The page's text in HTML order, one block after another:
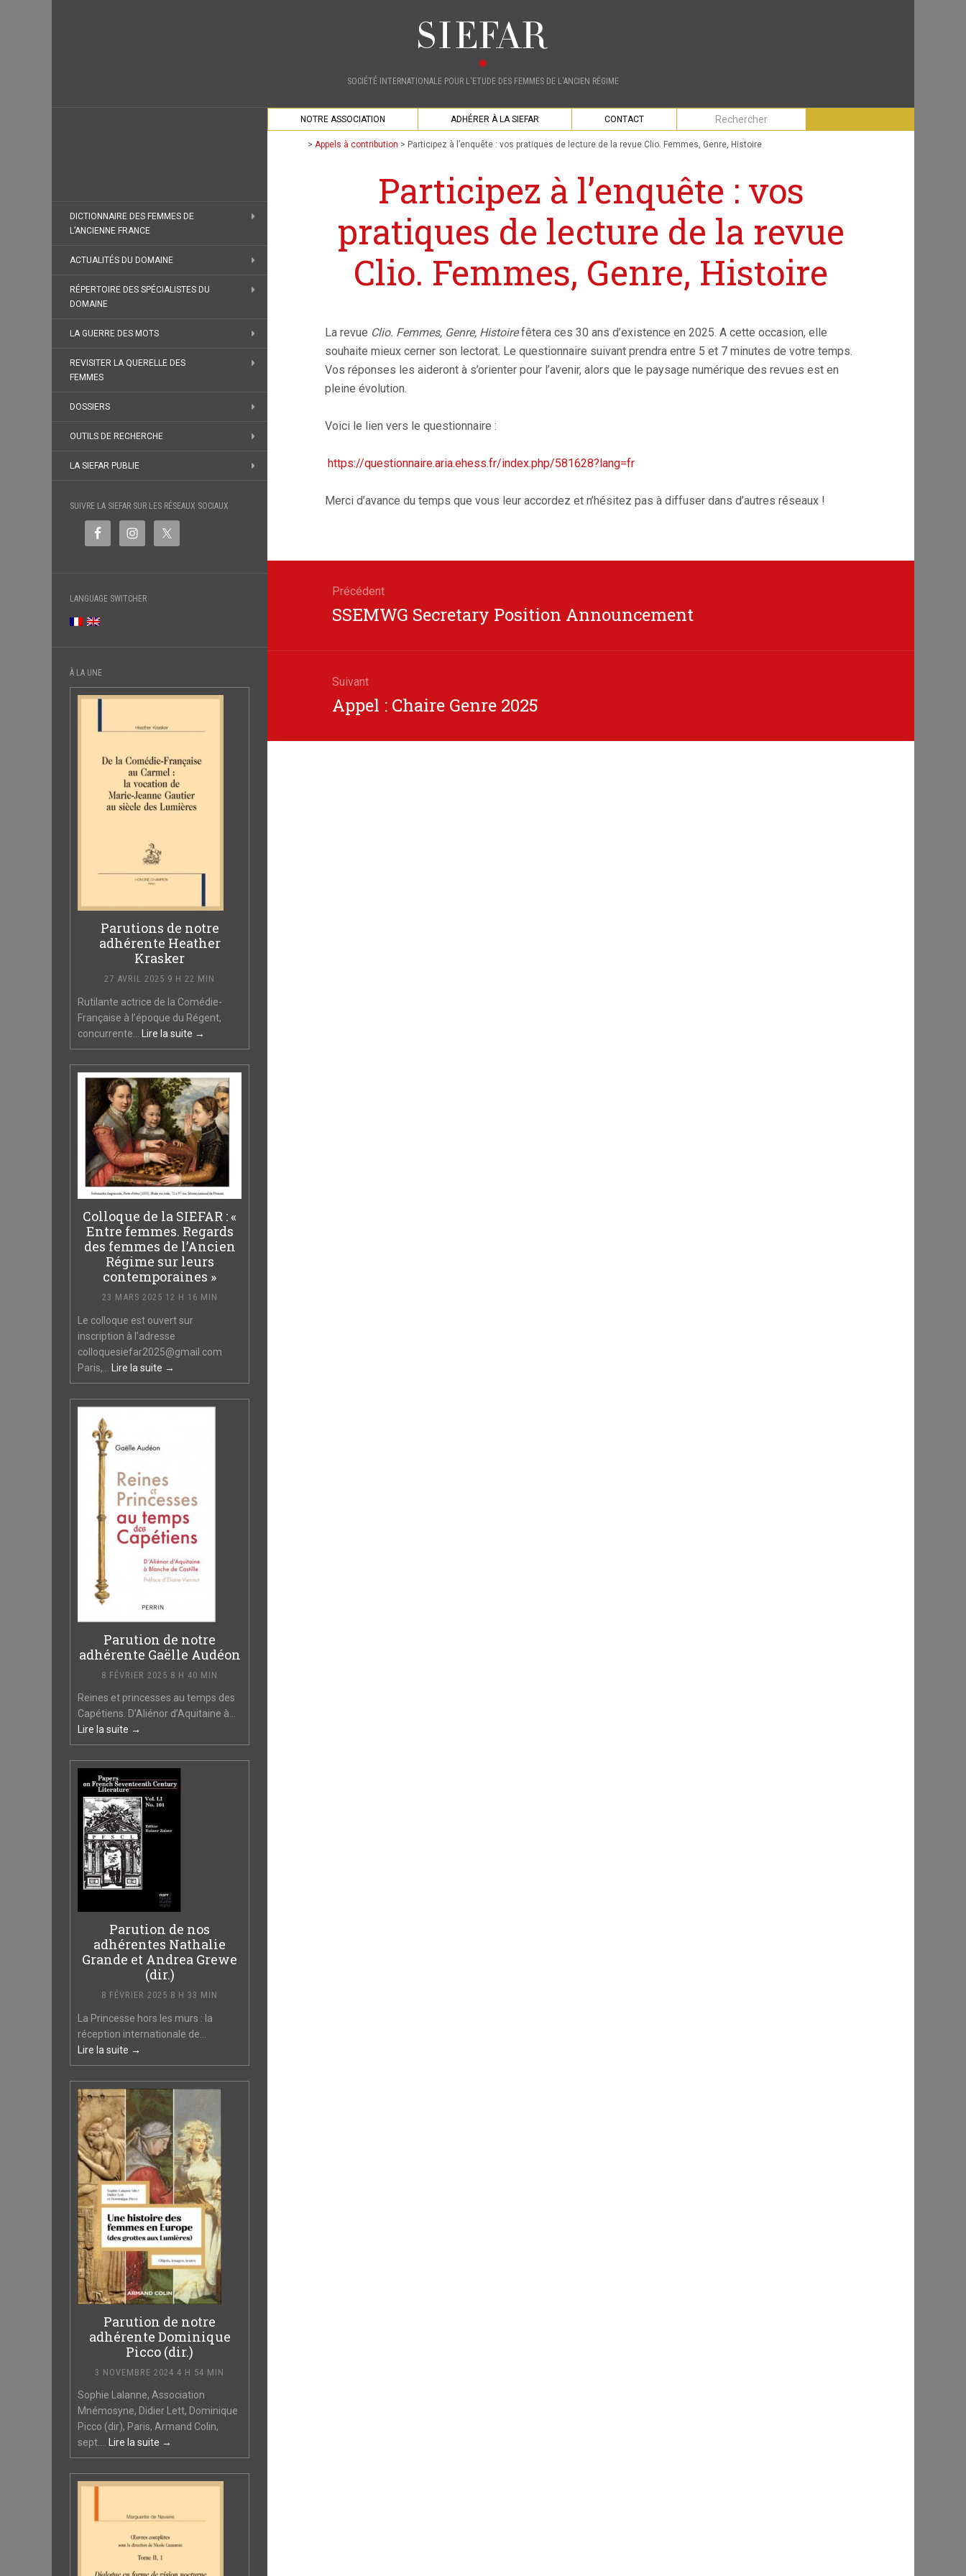
SOCIÉTÉ INTERNATIONALE POUR L'ETUDE DES FEMMES DE L'ANCIEN RÉGIME
DICTIONNAIRE DES FEMMES DE
L’ANCIENNE FRANCE
ACTUALITÉS DU DOMAINE
RÉPERTOIRE DES SPÉCIALISTES DU
DOMAINE
LA GUERRE DES MOTS
REVISITER LA QUERELLE DES
FEMMES
DOSSIERS
OUTILS DE RECHERCHE
LA SIEFAR PUBLIE
SUIVRE LA SIEFAR SUR LES RÉSEAUX SOCIAUX
LANGUAGE SWITCHER
À LA UNE
Parutions de notre
adhérente Heather
Krasker
27 AVRIL 2025 9 H 22 MIN
Rutilante actrice de la Comédie-
Française à l’époque du Régent,
concurrente... Lire la suite →
Colloque de la SIEFAR : «
Entre femmes. Regards
des femmes de l’Ancien
Régime sur leurs
contemporaines »
23 MARS 2025 12 H 16 MIN
Le colloque est ouvert sur
inscription à l’adresse
colloquesiefar2025@gmail.com
Paris,... Lire la suite →
Parution de notre
adhérente Gaëlle Audéon
8 FÉVRIER 2025 8 H 40 MIN
Reines et princesses au temps des
Capétiens. D’Aliénor d’Aquitaine à...
Lire la suite →
Parution de nos
adhérentes Nathalie
Grande et Andrea Grewe
(dir.)
8 FÉVRIER 2025 8 H 33 MIN
La Princesse hors les murs : la
réception internationale de...
Lire la suite →
Parution de notre
adhérente Dominique
Picco (dir.)
3 NOVEMBRE 2024 4 H 54 MIN
Sophie Lalanne, Association
Mnémosyne, Didier Lett, Dominique
Picco (dir), Paris, Armand Colin,
sept.... Lire la suite →
NOTRE ASSOCIATION ADHÉRER À LA SIEFAR CONTACT
> Appels à contribution > Participez à l’enquête : vos pratiques de lecture de la revue Clio. Femmes, Genre, Histoire
Participez à l’enquête : vos
pratiques de lecture de la revue
Clio. Femmes, Genre, Histoire
La revue Clio. Femmes, Genre, Histoirefêtera ces 30 ans d’existence en 2025. A cette occasion, elle
souhaite mieux cerner son lectorat. Le questionnaire suivant prendra entre 5 et 7 minutes de votre temps.
Vos réponses les aideront à s’orienter pour l’avenir, alors que le paysage numérique des revues est en
pleine évolution.
Voici le lien vers le questionnaire :
https://questionnaire.aria.ehess.fr/index.php/581628?lang=fr
Merci d’avance du temps que vous leur accordez et n’hésitez pas à diffuser dans d’autres réseaux !
l’article
Précédent
Article
SSEMWG Secretary Position Announcement
Suivant
Article
suivant
Appel : Chaire Genre 2025